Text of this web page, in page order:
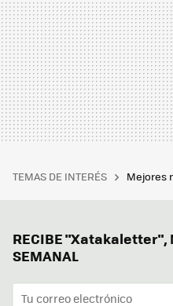
TEMAS DE INTERÉS Mejores
RECIBE "Xatakaletter",
SEMANAL